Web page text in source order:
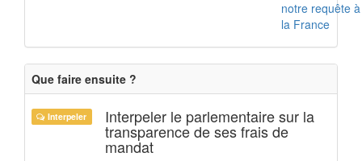
notre requête à
la France
Que faire ensuite ?
Interpeler Interpeler le parlementaire sur la
transparence de ses frais de
mandat